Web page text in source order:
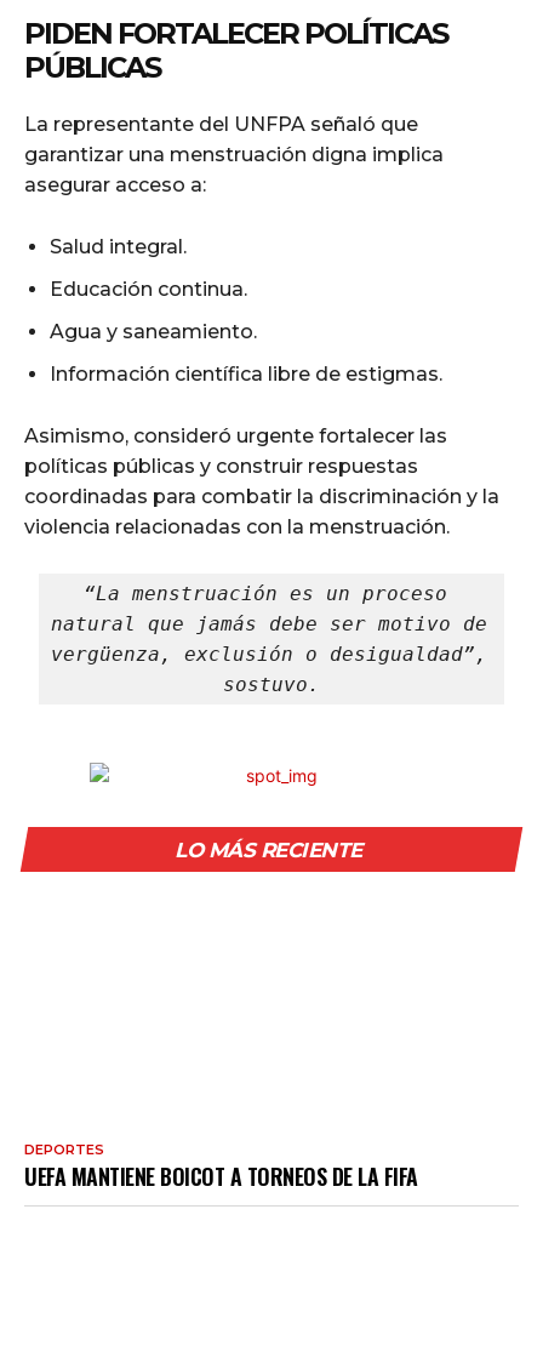
PIDEN FORTALECER POLÍTICAS
PÚBLICAS
La representante del UNFPA señaló que
garantizar una menstruación digna implica
asegurar acceso a:
Salud integral.
Educación continua.
Agua y saneamiento.
Información científica libre de estigmas.
Asimismo, consideró urgente fortalecer las
políticas públicas y construir respuestas
coordinadas para combatir la discriminación y la
violencia relacionadas con la menstruación.
“La menstruación es un proceso
natural que jamás debe ser motivo de
vergüenza, exclusión o desigualdad”,
sostuvo.
LO MÁS RECIENTE
DEPORTES
UEFA MANTIENE BOICOT A TORNEOS DE LA FIFA